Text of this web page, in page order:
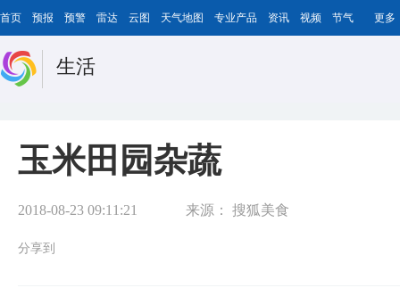
首页 预报 预警 雷达 云图 天气地图 专业产品 资讯 视频 节气 更多
生活
玉米田园杂蔬
2018-08-23 09:11:21 来源： 搜狐美食
分享到